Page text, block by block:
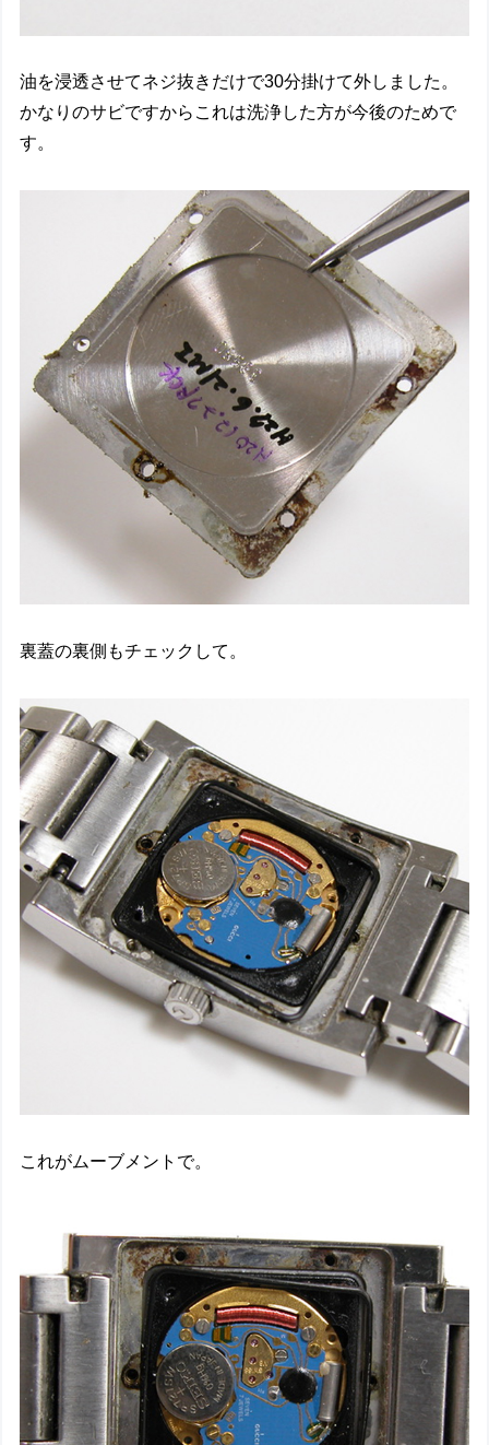
油を浸透させてネジ抜きだけで30分掛けて外しました。
かなりのサビですからこれは洗浄した方が今後のためで
す。
裏蓋の裏側もチェックして。
これがムーブメントで。